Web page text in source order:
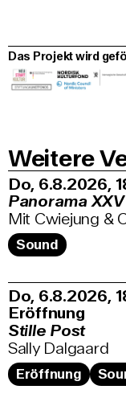
Das Projekt wird
Weitere
Do, 6.8.2026
Panorama XXV
Mit Cwiejung &
Sound
Do, 6.8.2026
Eröffnung
Stille Post
Sally Dalgaard
Eröffnung